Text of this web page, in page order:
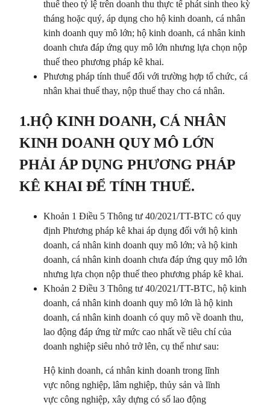
thuế theo tỷ lệ trên doanh thu thực tế phát sinh theo kỳ
tháng hoặc quý, áp dụng cho hộ kinh doanh, cá nhân
kinh doanh quy mô lớn; hộ kinh doanh, cá nhân kinh
doanh chưa đáp ứng quy mô lớn nhưng lựa chọn nộp
thuế theo phương pháp kê khai.
Phương pháp tính thuế đối với trường hợp tổ chức, cá
nhân khai thuế thay, nộp thuế thay cho cá nhân.
1.HỘ KINH DOANH, CÁ NHÂN
KINH DOANH QUY MÔ LỚN
PHẢI ÁP DỤNG PHƯƠNG PHÁP
KÊ KHAI ĐỂ TÍNH THUẾ.
Khoản 1 Điều 5 Thông tư 40/2021/TT-BTC có quy
định Phương pháp kê khai áp dụng đối với hộ kinh
doanh, cá nhân kinh doanh quy mô lớn; và hộ kinh
doanh, cá nhân kinh doanh chưa đáp ứng quy mô lớn
nhưng lựa chọn nộp thuế theo phương pháp kê khai.
Khoản 2 Điều 3 Thông tư 40/2021/TT-BTC, hộ kinh
doanh, cá nhân kinh doanh quy mô lớn là hộ kinh
doanh, cá nhân kinh doanh có quy mô về doanh thu,
lao động đáp ứng từ mức cao nhất về tiêu chí của
doanh nghiệp siêu nhỏ trở lên, cụ thể như sau:
Hộ kinh doanh, cá nhân kinh doanh trong lĩnh
vực nông nghiệp, lâm nghiệp, thủy sản và lĩnh
vực công nghiệp, xây dựng có số lao động